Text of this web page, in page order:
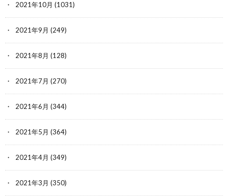
2021年10月 (1031)
2021年9月 (249)
2021年8月 (128)
2021年7月 (270)
2021年6月 (344)
2021年5月 (364)
2021年4月 (349)
2021年3月 (350)